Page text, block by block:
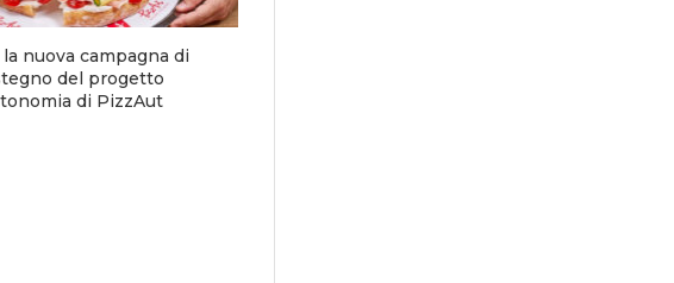
nuova campagna di
del progetto
di PizzAut